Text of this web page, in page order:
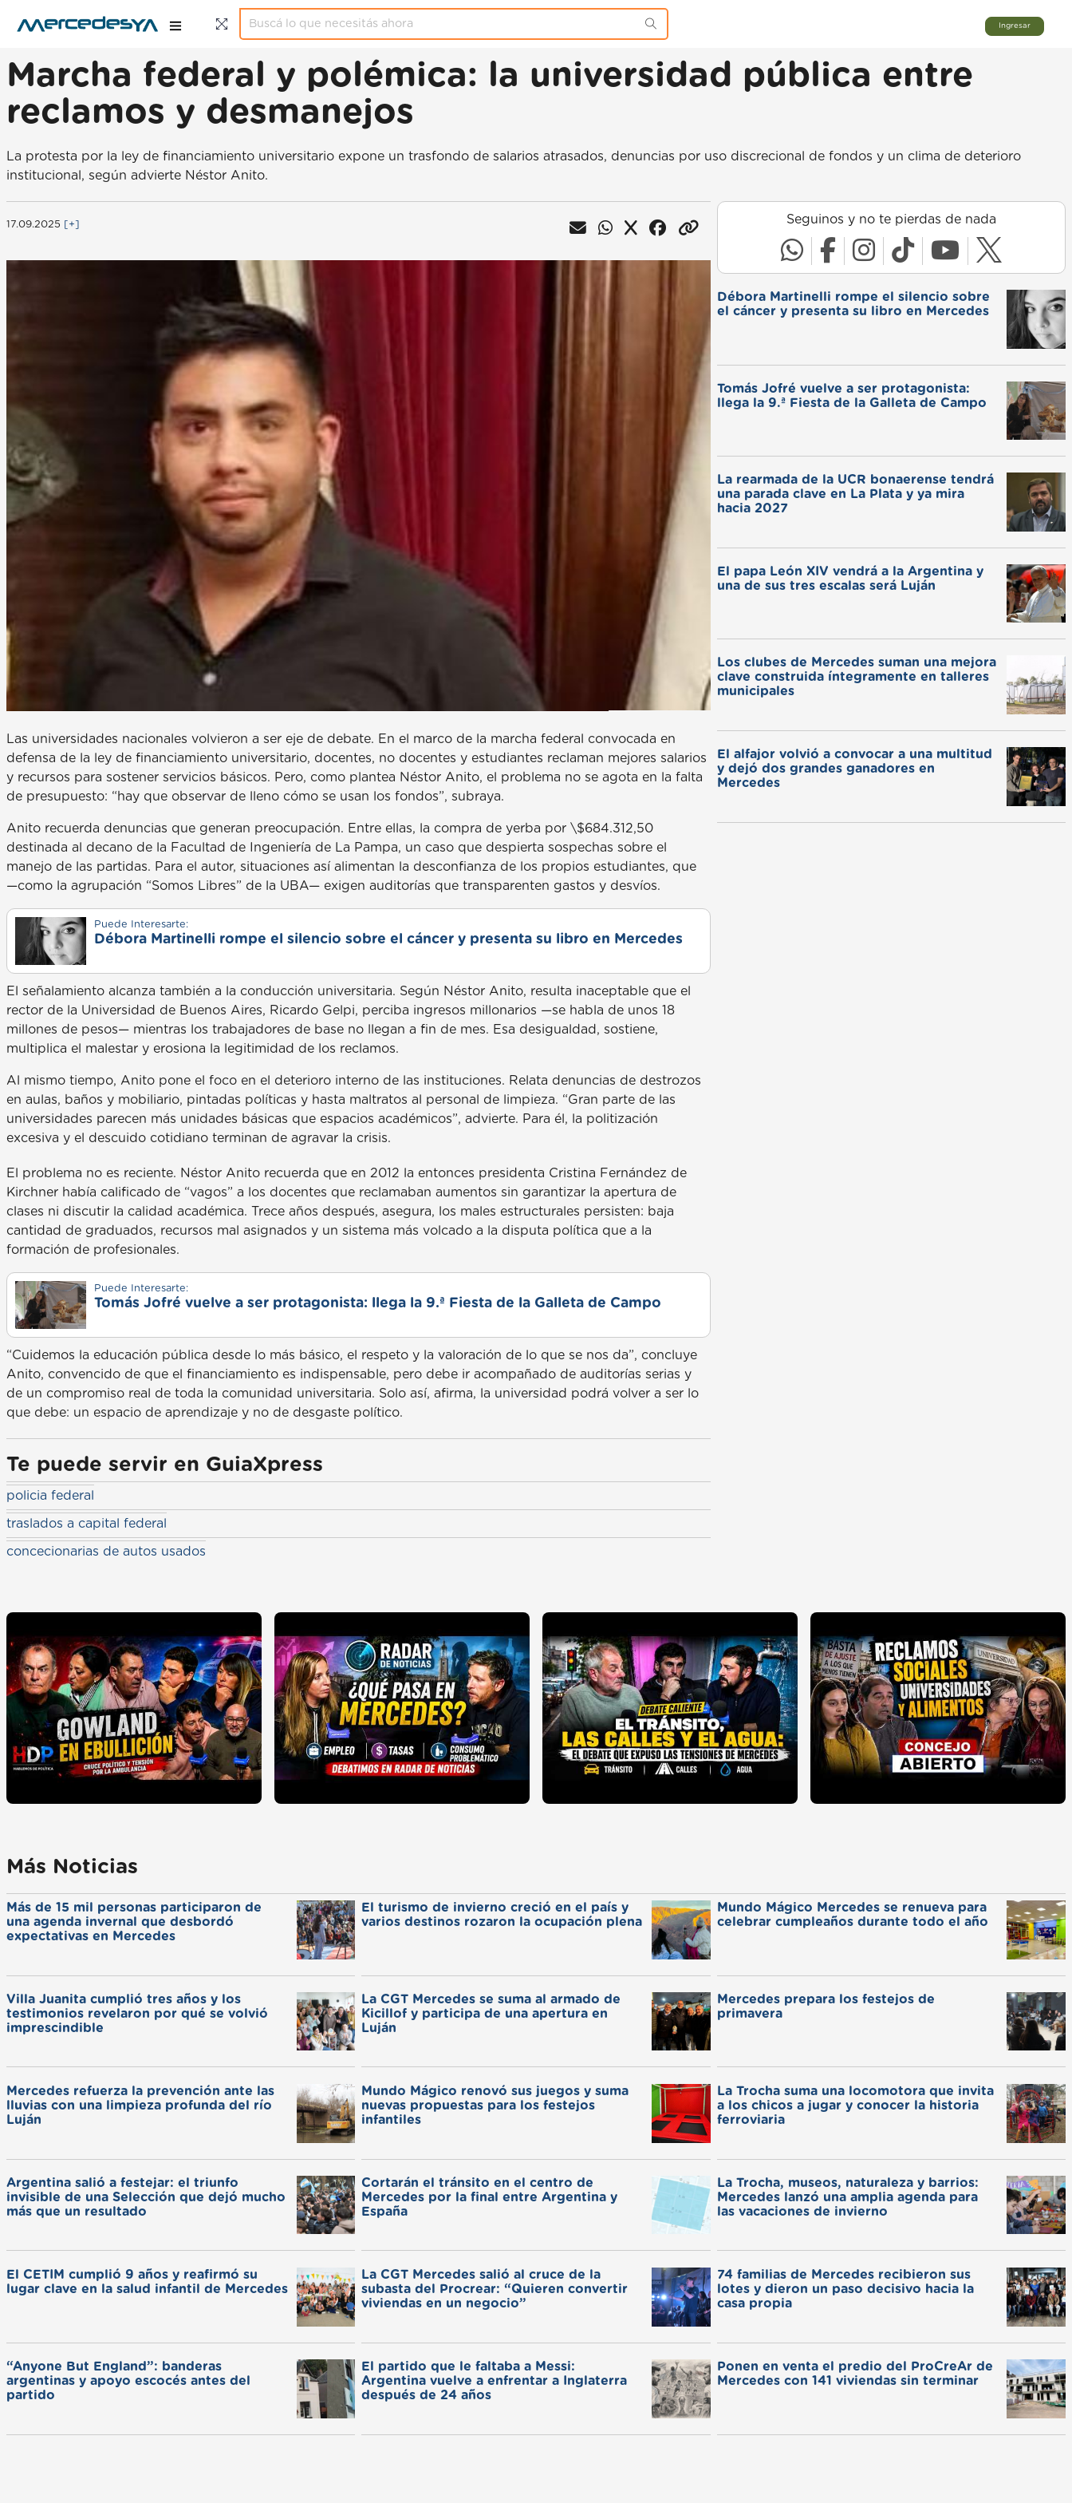
Ingresar
Marcha federal y polémica: la universidad pública entre
reclamos y desmanejos
La protesta por la ley de financiamiento universitario expone un trasfondo de salarios atrasados, denuncias por uso discrecional de fondos y un clima de deterioro
institucional, según advierte Néstor Anito.
17.09.2025 [+]
Las universidades nacionales volvieron a ser eje de debate. En el marco de la marcha federal convocada en
defensa de la ley de financiamiento universitario, docentes, no docentes y estudiantes reclaman mejores salarios
y recursos para sostener servicios básicos. Pero, como plantea Néstor Anito, el problema no se agota en la falta
de presupuesto: “hay que observar de lleno cómo se usan los fondos”, subraya.
Anito recuerda denuncias que generan preocupación. Entre ellas, la compra de yerba por \$684.312,50
destinada al decano de la Facultad de Ingeniería de La Pampa, un caso que despierta sospechas sobre el
manejo de las partidas. Para el autor, situaciones así alimentan la desconfianza de los propios estudiantes, que
—como la agrupación “Somos Libres” de la UBA— exigen auditorías que transparenten gastos y desvíos.
Puede Interesarte:
Débora Martinelli rompe el silencio sobre el cáncer y presenta su libro en Mercedes
El señalamiento alcanza también a la conducción universitaria. Según Néstor Anito, resulta inaceptable que el
rector de la Universidad de Buenos Aires, Ricardo Gelpi, perciba ingresos millonarios —se habla de unos 18
millones de pesos— mientras los trabajadores de base no llegan a fin de mes. Esa desigualdad, sostiene,
multiplica el malestar y erosiona la legitimidad de los reclamos.
Al mismo tiempo, Anito pone el foco en el deterioro interno de las instituciones. Relata denuncias de destrozos
en aulas, baños y mobiliario, pintadas políticas y hasta maltratos al personal de limpieza. “Gran parte de las
universidades parecen más unidades básicas que espacios académicos”, advierte. Para él, la politización
excesiva y el descuido cotidiano terminan de agravar la crisis.
El problema no es reciente. Néstor Anito recuerda que en 2012 la entonces presidenta Cristina Fernández de
Kirchner había calificado de “vagos” a los docentes que reclamaban aumentos sin garantizar la apertura de
clases ni discutir la calidad académica. Trece años después, asegura, los males estructurales persisten: baja
cantidad de graduados, recursos mal asignados y un sistema más volcado a la disputa política que a la
formación de profesionales.
Puede Interesarte:
Tomás Jofré vuelve a ser protagonista: llega la 9.ª Fiesta de la Galleta de Campo
“Cuidemos la educación pública desde lo más básico, el respeto y la valoración de lo que se nos da”, concluye
Anito, convencido de que el financiamiento es indispensable, pero debe ir acompañado de auditorías serias y
de un compromiso real de toda la comunidad universitaria. Solo así, afirma, la universidad podrá volver a ser lo
que debe: un espacio de aprendizaje y no de desgaste político.
Te puede servir en GuiaXpress
policia federal
traslados a capital federal
concecionarias de autos usados
Seguinos y no te pierdas de nada
Débora Martinelli rompe el silencio sobre
el cáncer y presenta su libro en Mercedes
Tomás Jofré vuelve a ser protagonista:
llega la 9.ª Fiesta de la Galleta de Campo
La rearmada de la UCR bonaerense tendrá
una parada clave en La Plata y ya mira
hacia 2027
El papa León XIV vendrá a la Argentina y
una de sus tres escalas será Luján
Los clubes de Mercedes suman una mejora
clave construida íntegramente en talleres
municipales
El alfajor volvió a convocar a una multitud
y dejó dos grandes ganadores en
Mercedes
Más Noticias
Más de 15 mil personas participaron de
una agenda invernal que desbordó
expectativas en Mercedes
El turismo de invierno creció en el país y
varios destinos rozaron la ocupación plena
Mundo Mágico Mercedes se renueva para
celebrar cumpleaños durante todo el año
Villa Juanita cumplió tres años y los
testimonios revelaron por qué se volvió
imprescindible
La CGT Mercedes se suma al armado de
Kicillof y participa de una apertura en
Luján
Mercedes prepara los festejos de
primavera
Mercedes refuerza la prevención ante las
lluvias con una limpieza profunda del río
Luján
Mundo Mágico renovó sus juegos y suma
nuevas propuestas para los festejos
infantiles
La Trocha suma una locomotora que invita
a los chicos a jugar y conocer la historia
ferroviaria
Argentina salió a festejar: el triunfo
invisible de una Selección que dejó mucho
más que un resultado
Cortarán el tránsito en el centro de
Mercedes por la final entre Argentina y
España
La Trocha, museos, naturaleza y barrios:
Mercedes lanzó una amplia agenda para
las vacaciones de invierno
El CETIM cumplió 9 años y reafirmó su
lugar clave en la salud infantil de Mercedes
La CGT Mercedes salió al cruce de la
subasta del Procrear: “Quieren convertir
viviendas en un negocio”
74 familias de Mercedes recibieron sus
lotes y dieron un paso decisivo hacia la
casa propia
“Anyone But England”: banderas
argentinas y apoyo escocés antes del
partido
El partido que le faltaba a Messi:
Argentina vuelve a enfrentar a Inglaterra
después de 24 años
Ponen en venta el predio del ProCreAr de
Mercedes con 141 viviendas sin terminar